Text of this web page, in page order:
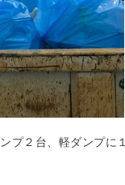
プ２台、軽ダンプに